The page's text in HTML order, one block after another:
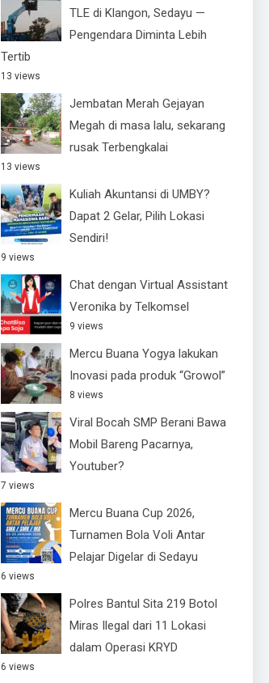
TLE di Klangon, Sedayu —
Pengendara Diminta Lebih
Tertib
13 views
Jembatan Merah Gejayan
Megah di masa lalu, sekarang
rusak Terbengkalai
13 views
Kuliah Akuntansi di UMBY?
Dapat 2 Gelar, Pilih Lokasi
Sendiri!
9 views
Chat dengan Virtual Assistant
Veronika by Telkomsel
9 views
Mercu Buana Yogya lakukan
Inovasi pada produk “Growol”
8 views
Viral Bocah SMP Berani Bawa
Mobil Bareng Pacarnya,
Youtuber?
7 views
Mercu Buana Cup 2026,
Turnamen Bola Voli Antar
Pelajar Digelar di Sedayu
6 views
Polres Bantul Sita 219 Botol
Miras Ilegal dari 11 Lokasi
dalam Operasi KRYD
6 views